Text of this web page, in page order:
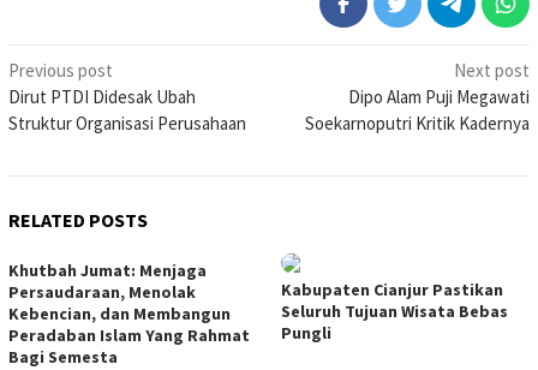
Post
navigation
Previous post
Dirut PTDI Didesak Ubah
Struktur Organisasi Perusahaan
Next post
Dipo Alam Puji Megawati
Soekarnoputri Kritik Kadernya
RELATED POSTS
Khutbah Jumat: Menjaga
Persaudaraan, Menolak
Kebencian, dan Membangun
Peradaban Islam Yang Rahmat
Bagi Semesta
Kabupaten Cianjur Pastikan
Seluruh Tujuan Wisata Bebas
Pungli